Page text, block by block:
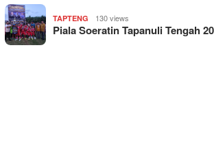
TAPTENG 130 views
Piala Soeratin Tapanuli Tengah